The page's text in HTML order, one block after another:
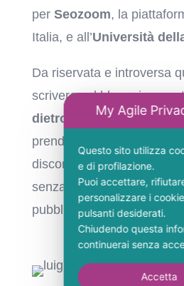
per Seozoom, la
Italia, e all’Università
Da riservata e introversa
scrivere sul blog mi
dietro le quinte della
prendermi cura delle mie
disconnettermi quando ne
senza l’ansia di essere
pubblico.
My Agile
Questo sito utilizza
e di profilazione.
Puoi accettare,
personalizzare i
pulsanti desiderati.
Chiudendo questa
continuerai senza
Accetta